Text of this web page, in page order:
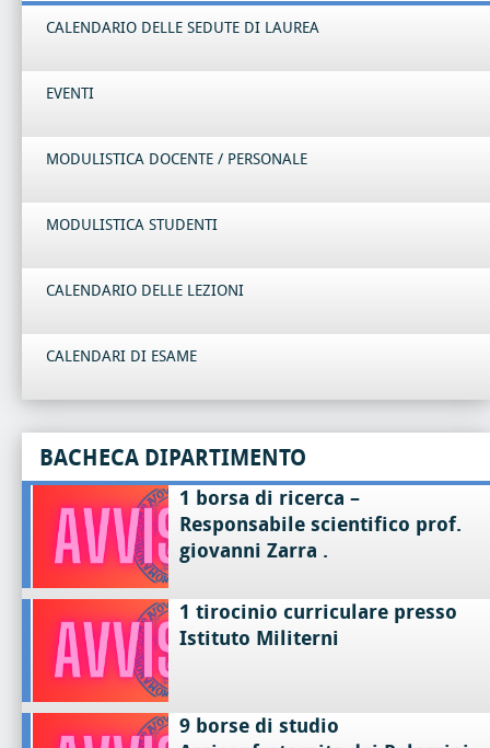
CALENDARIO DELLE SEDUTE DI LAUREA
EVENTI
MODULISTICA DOCENTE / PERSONALE
MODULISTICA STUDENTI
CALENDARIO DELLE LEZIONI
CALENDARI DI ESAME
BACHECA DIPARTIMENTO
1 borsa di ricerca –
Responsabile scientifico prof.
giovanni Zarra .
1 tirocinio curriculare presso
Istituto Militerni
9 borse di studio